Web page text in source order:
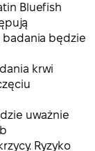
Bluefish
badania będzie
krwi
uważnie
Ryzyko